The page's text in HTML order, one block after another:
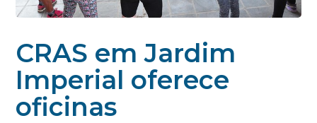
CRAS em Jardim
Imperial oferece
oficinas